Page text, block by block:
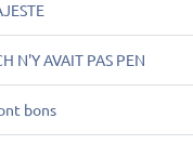
N'Y AVAIT PAS PEN
bons